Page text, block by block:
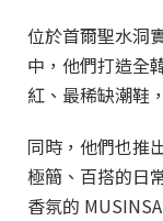
位於首爾聖水洞
中，他們打造全
紅、最稀缺潮鞋
同時，他們也推
極簡、百搭的日
香氛的